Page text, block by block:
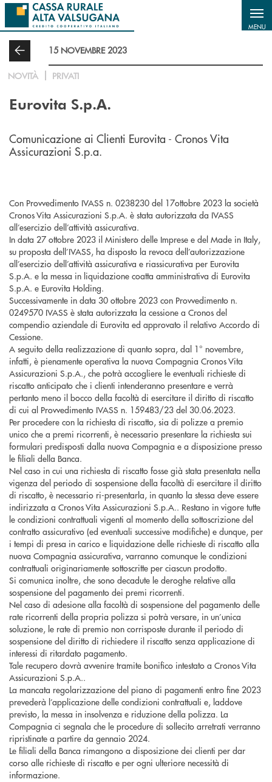
Salta al contenuto principale
MENU
15 NOVEMBRE 2023
NOVITÀ PRIVATI
Eurovita S.p.A.
Comunicazione ai Clienti Eurovita - Cronos Vita
Assicurazioni S.p.a.
Con Provvedimento IVASS n. 0238230 del 17ottobre 2023 la società
Cronos Vita Assicurazioni S.p.A. è stata autorizzata da IVASS
all’esercizio dell’attività assicurativa.
In data 27 ottobre 2023 il Ministero delle Imprese e del Made in Italy,
su proposta dell’IVASS, ha disposto la revoca dell’autorizzazione
all’esercizio dell’attività assicurativa e riassicurativa per Eurovita
S.p.A. e la messa in liquidazione coatta amministrativa di Eurovita
S.p.A. e Eurovita Holding.
Successivamente in data 30 ottobre 2023 con Provvedimento n.
0249570 IVASS è stata autorizzata la cessione a Cronos del
compendio aziendale di Eurovita ed approvato il relativo Accordo di
Cessione.
A seguito della realizzazione di quanto sopra, dal 1° novembre,
infatti, è pienamente operativa la nuova Compagnia Cronos Vita
Assicurazioni S.p.A., che potrà accogliere le eventuali richieste di
riscatto anticipato che i clienti intenderanno presentare e verrà
pertanto meno il bocco della facoltà di esercitare il diritto di riscatto
di cui al Provvedimento IVASS n. 159483/23 del 30.06.2023.
Per procedere con la richiesta di riscatto, sia di polizze a premio
unico che a premi ricorrenti, è necessario presentare la richiesta sui
formulari predisposti dalla nuova Compagnia e a disposizione presso
le filiali della Banca.
Nel caso in cui una richiesta di riscatto fosse già stata presentata nella
vigenza del periodo di sospensione della facoltà di esercitare il diritto
di riscatto, è necessario ri-presentarla, in quanto la stessa deve essere
indirizzata a Cronos Vita Assicurazioni S.p.A.. Restano in vigore tutte
le condizioni contrattuali vigenti al momento della sottoscrizione del
contratto assicurativo (ed eventuali successive modifiche) e dunque, per
i tempi di presa in carico e liquidazione delle richieste di riscatto alla
nuova Compagnia assicurativa, varranno comunque le condizioni
contrattuali originariamente sottoscritte per ciascun prodotto.
Si comunica inoltre, che sono decadute le deroghe relative alla
sospensione del pagamento dei premi ricorrenti.
Nel caso di adesione alla facoltà di sospensione del pagamento delle
rate ricorrenti della propria polizza si potrà versare, in un’unica
soluzione, le rate di premio non corrisposte durante il periodo di
sospensione del diritto di richiedere il riscatto senza applicazione di
interessi di ritardato pagamento.
Tale recupero dovrà avvenire tramite bonifico intestato a Cronos Vita
Assicurazioni S.p.A..
La mancata regolarizzazione del piano di pagamenti entro fine 2023
prevederà l’applicazione delle condizioni contrattuali e, laddove
previsto, la messa in insolvenza e riduzione della polizza. La
Compagnia ci segnala che le procedure di sollecito arretrati verranno
ripristinate a partire da gennaio 2024.
Le filiali della Banca rimangono a disposizione dei clienti per dar
corso alle richieste di riscatto e per ogni ulteriore necessità di
informazione.